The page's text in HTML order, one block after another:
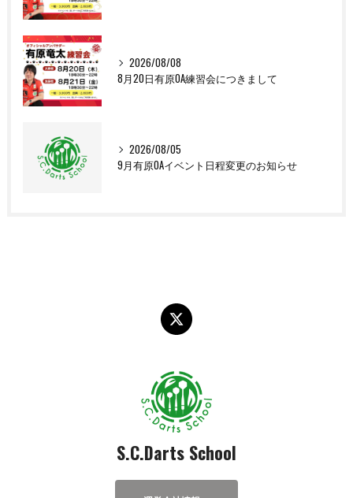
2026/08/08
8月20日有原OA練習会につきまして
2026/08/05
9月有原OAイベント日程変更のお知らせ
S.C.Darts School